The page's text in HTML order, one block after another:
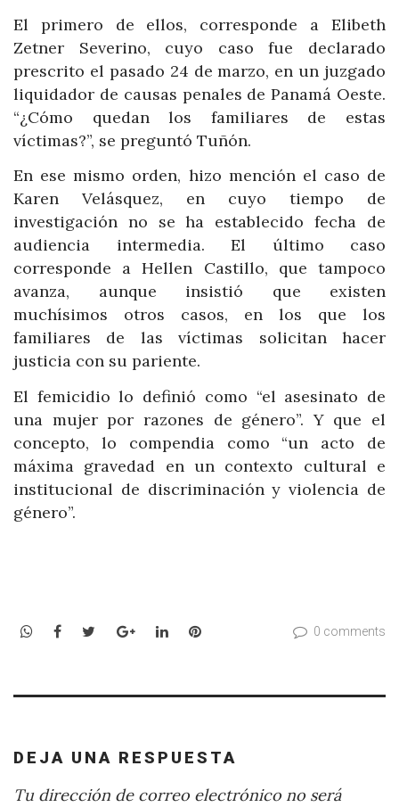
El primero de ellos, corresponde a Elibeth
Zetner Severino, cuyo caso fue declarado
prescrito el pasado 24 de marzo, en un juzgado
liquidador de causas penales de Panamá Oeste.
“¿Cómo quedan los familiares de estas
víctimas?”, se preguntó Tuñón.
En ese mismo orden, hizo mención el caso de
Karen Velásquez, en cuyo tiempo de
investigación no se ha establecido fecha de
audiencia intermedia. El último caso
corresponde a Hellen Castillo, que tampoco
avanza, aunque insistió que existen
muchísimos otros casos, en los que los
familiares de las víctimas solicitan hacer
justicia con su pariente.
El femicidio lo definió como “el asesinato de
una mujer por razones de género”. Y que el
concepto, lo compendia como “un acto de
máxima gravedad en un contexto cultural e
institucional de discriminación y violencia de
género”.
WhatsApp
Facebook
TwitterGoogle+LinkedInPinterest 0 comments
DEJA UNA RESPUESTA
Tu dirección de correo electrónico no será